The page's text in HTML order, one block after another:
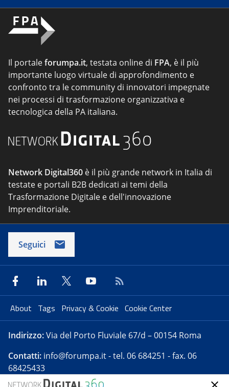
Il portaleforumpa.it, testata online di FPA, è il più
importante luogo virtuale di approfondimento e
confronto tra le community di innovatori impegnate
nei processi di trasformazione organizzativa e
tecnologica della PA italiana.
Network Digital360 è il più grande network in Italia di
testate e portali B2B dedicati ai temi della
Trasformazione Digitale e dell'innovazione
Imprenditoriale.
Seguici
About Tags Privacy & Cookie Cookie Center
Indirizzo:Via del Porto Fluviale 67/d – 00154 Roma
Contatti: info@forumpa.it- tel. 06 684251 - fax. 06
68425433